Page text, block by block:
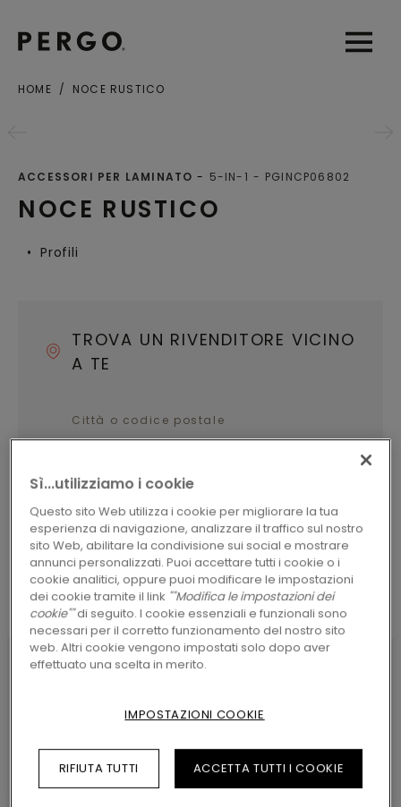
OpenOpen
HOME NOCE RUSTICO
NOCE RUSTICO
ACCESSORI PER LAMINATO 5-IN-1 PGINCP06802
Profili
TROVA UN RIVENDITORE VICINO
A TE
parti diverse del pavimento, tutte incluse in
un’unica, comoda confezione. I profili si
Sì...utilizziamo i cookie
Questo sito Web utilizza i cookie per migliorare la tua
esperienza di navigazione, analizzare il traffico sul nostro
sito Web, abilitare la condivisione sui social e mostrare
annunci personalizzati. Puoi accettare tutti i cookie o i
cookie analitici, oppure puoi modificare le impostazioni
dei cookie tramite il link ""Modifica le impostazioni dei
cookie""di seguito. I cookie essenziali e funzionali sono
necessari per il corretto funzionamento del nostro sito
web. Altri cookie vengono impostati solo dopo aver
effettuato una scelta in merito.
IMPOSTAZIONI COOKIE
RIFIUTA TUTTI ACCETTA TUTTI I COOKIE